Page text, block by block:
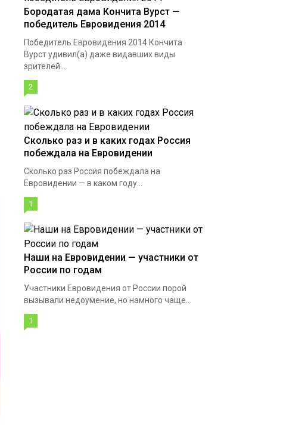
Бородатая дама Кончита Вурст —
победитель Евровидения 2014
Победитель Евровидения 2014 Кончита
Вурст удивил(а) даже видавших виды
зрителей....
2
Сколько раз и в каких годах Россия
побеждала на Евровидении
Сколько раз Россия побеждала на
Евровидении — в каком году...
1
Наши на Евровидении — участники от
России по годам
Участники Евровидения от России порой
вызывали недоумение, но намного чаще...
1